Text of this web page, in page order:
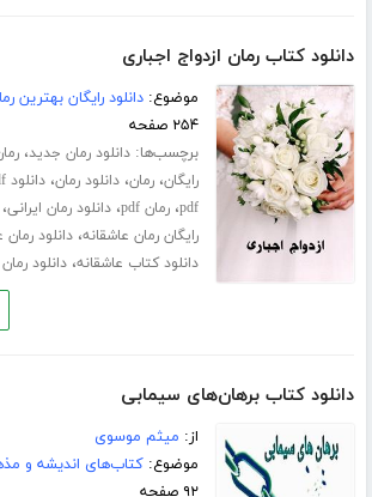
دانلود کتاب رمان ازدواج اجباری
موضوع:دانلود رایگان بهترین
۲۵۴ صفحه
برچسب‌ها:دانلود رمان جدید،
رایگان،رمان،دانلود رمان،دانلود pdf رمان
pdf،رمان pdf ،دانلود رمان ایرانی
رایگان رمان عاشقانه،دانلود رمان
دانلود کتاب عاشقانه،دانلود
دانلود کتاب برهان‌های سیمابی
از: میثم موسوی
موضوع:کتاب‌های اندیشه و
۹۲ صفحه